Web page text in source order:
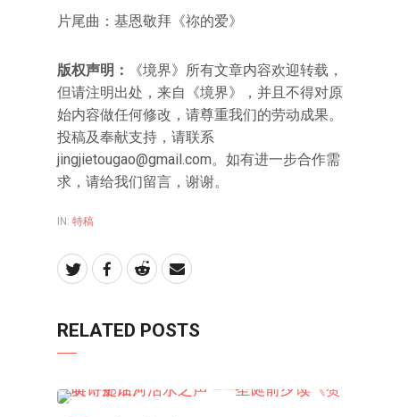
片尾曲：基恩敬拜《祢的爱》
版权声明：
《境界》所有文章内容欢迎转载，
但请注明出处，来自《境界》，并且不得对原
始内容做任何修改，请尊重我们的劳动成果。
投稿及奉献支持，请联系
jingjietougao@gmail.com。如有进一步合作需
求，请给我们留言，谢谢。
IN: 特稿
RELATED POSTS